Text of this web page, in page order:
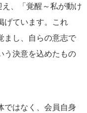
、「覚醒～私が動け
げています。これ
まし、自らの意志で
う決意を込めたもの
はなく、会員自身